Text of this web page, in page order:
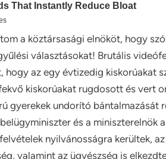
a köztársasági elnököt, hogy
választásokat! Brutális
hogy az egy évtizedig kiskorúakat
kiskorúakat rugdosott és vert
gyerekek undorító bántalmazását
és a miniszterelnök
nyilvánosságra kerültek,
valamint az ügyészség is